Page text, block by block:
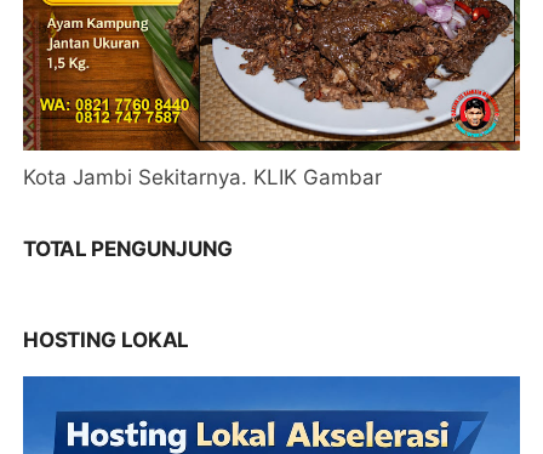
Kota Jambi Sekitarnya. KLIK Gambar
TOTAL PENGUNJUNG
HOSTING LOKAL